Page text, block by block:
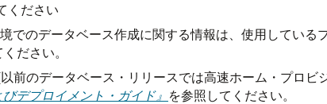
ください
でのデータベース作成に関する情報は、使用してい
ださい。
前のデータベース・リリースでは高速ホーム・プロ
デプロイメント・ガイド』 を参照してください。